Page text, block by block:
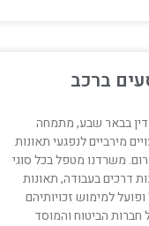
ברכב
דין בבאר שבע, מתמחה
מירביים לנפגעי תאונות
משרדנו מטפל בכל סוגי
דרכים בעבודה, תאונות
ופועל למימוש זכויותיהם
חברות הביטוח והמוסד